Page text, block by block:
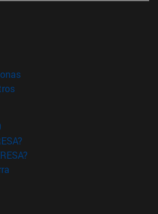
ventana)
(abre en nueva ventana)
(abre en nueva ventana)